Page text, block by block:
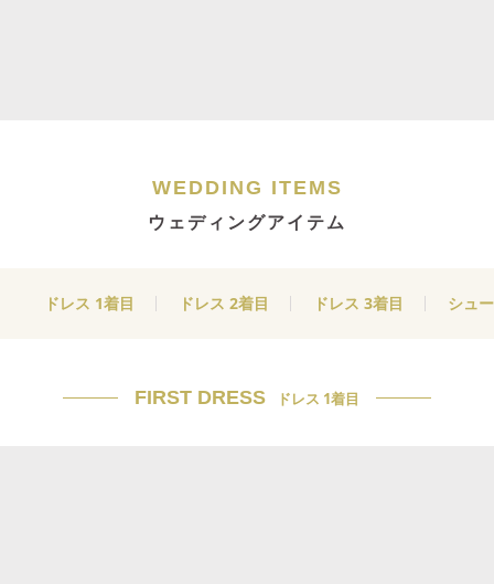
WEDDING ITEMS
ウェディングアイテム
ドレス 1着目 ドレス 2着目 ドレス 3着目 シュ
FIRST DRESS ドレス 1着目